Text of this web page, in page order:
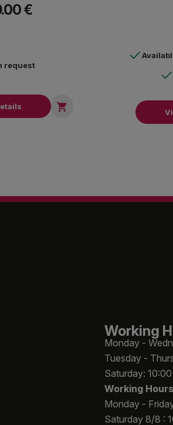
€
request

Working
Monday -
Tuesday -
Saturday:
Working
Monday -
Saturday 8/8 :